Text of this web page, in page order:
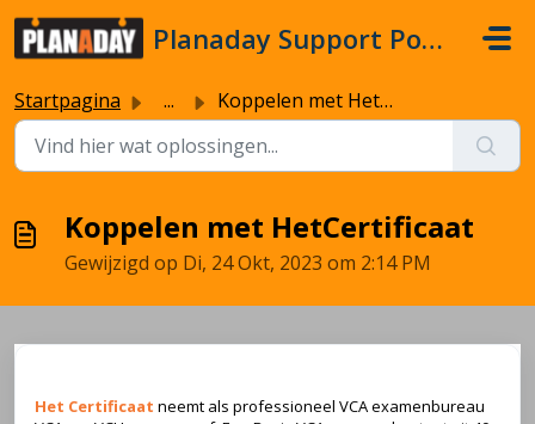
Doorgaan naar hoofdinhoud
Planaday Support Portal
Startpagina ... Koppelen met HetCertificaat
Koppelen met HetCertificaat
Gewijzigd op Di, 24 Okt, 2023 om 2:14 PM
Het Certificaat neemt als professioneel VCA examenbureau